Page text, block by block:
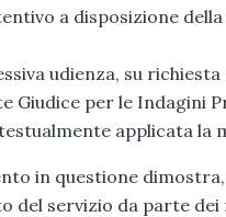
a disposizione
udienza, su
Giudice per le Indagini
applicata la
in questione
del servizio da parte